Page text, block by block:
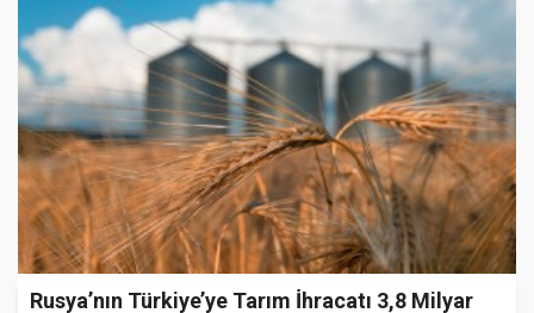
Rusya’nın Türkiye’ye Tarım İhracatı 3,8 Milyar